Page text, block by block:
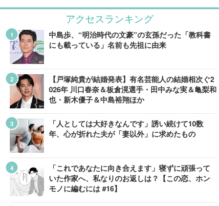
アクセスランキング
中島歩、“明治時代の文豪”の玄孫だった「教科書
にも載っている」名前も先祖に由来
【戸塚純貴が結婚発表】有名芸能人の結婚相次ぐ2
026年 川口春奈＆板倉滉選手・田中みな実＆亀梨和
也・新木優子＆中島裕翔ほか
「人としては大好きなんです」誘い続けて10数
年、心が折れた夫が「妻以外」に求めたもの
「これであなたに向き合えます」寝ずに頑張って
いた作家へ、私なりのお返しは？【この恋、ホン
モノに編むには #16】